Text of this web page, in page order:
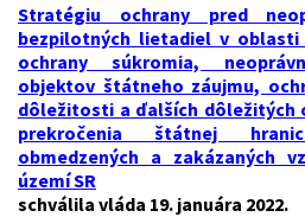
Stratégiu ochrany pred
bezpilotných lietadiel v
ochrany súkromia,
objektov štátneho záujmu,
dôležitosti a ďalších dôležitých
prekročenia štátnej
obmedzených a zakázaných
území SR
schválila vláda 19. januára 2022.